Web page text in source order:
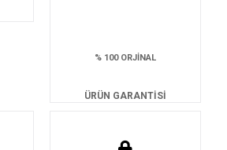
% 100 ORJİNAL
ÜRÜN GARANTİSİ